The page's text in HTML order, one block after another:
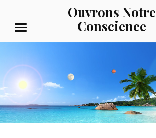
contenu
principal
Ouvrons Notre
Conscience
MENU